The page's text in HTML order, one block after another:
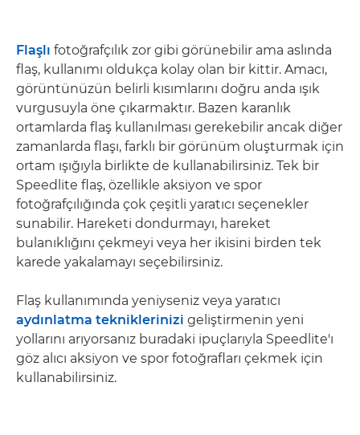
Flaşlı fotoğrafçılık zor gibi görünebilir ama aslında
flaş, kullanımı oldukça kolay olan bir kittir. Amacı,
görüntünüzün belirli kısımlarını doğru anda ışık
vurgusuyla öne çıkarmaktır. Bazen karanlık
ortamlarda flaş kullanılması gerekebilir ancak diğer
zamanlarda flaşı, farklı bir görünüm oluşturmak için
ortam ışığıyla birlikte de kullanabilirsiniz. Tek bir
Speedlite flaş, özellikle aksiyon ve spor
fotoğrafçılığında çok çeşitli yaratıcı seçenekler
sunabilir. Hareketi dondurmayı, hareket
bulanıklığını çekmeyi veya her ikisini birden tek
karede yakalamayı seçebilirsiniz.
Flaş kullanımında yeniyseniz veya yaratıcı
aydınlatma tekniklerinizi geliştirmenin yeni
yollarını arıyorsanız buradaki ipuçlarıyla Speedlite'ı
göz alıcı aksiyon ve spor fotoğrafları çekmek için
kullanabilirsiniz.